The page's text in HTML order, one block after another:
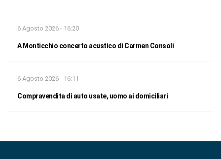
6 Agosto 2026 - 16:20
A Monticchio concerto acustico di Carmen Consoli
6 Agosto 2026 - 16:11
Compravendita di auto usate, uomo ai domiciliari